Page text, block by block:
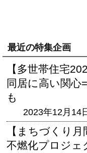
最近の特集企画
【多世帯住宅
同居に高い関心
も
2023年12月14
【まちづくり
不燃化プロジェ